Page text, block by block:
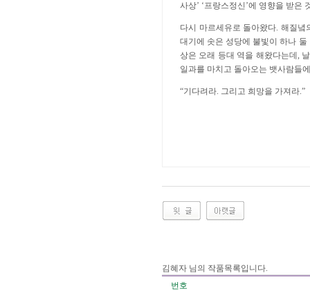
사상’ ‘프랑스정신’에 영향을 받은
다시 마르세유로 돌아왔다. 해질
대기에 솟은 성당에 불빛이 하나
상은 오래 등대 역을 해왔다는데,
일과를 마치고 돌아오는 뱃사람들
“기다려라. 그리고 희망을 가져라.”
김혜자 님의 작품목록입니다.
번호